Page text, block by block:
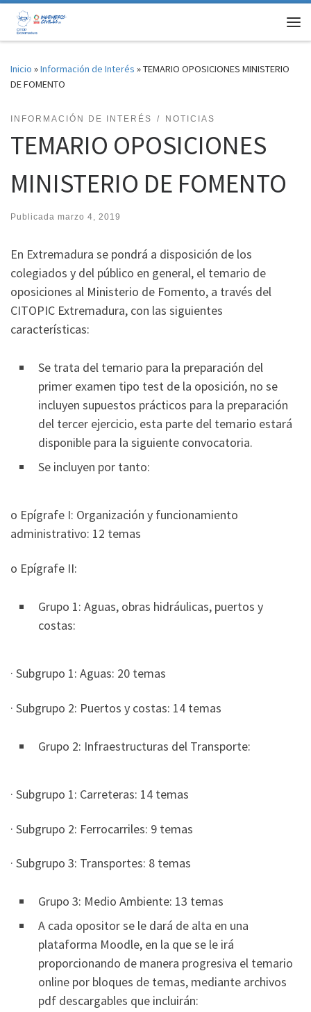
Saltar al contenido
Inicio »Información de Interés »TEMARIO OPOSICIONES MINISTERIO
DE FOMENTO
INFORMACIÓN DE INTERÉS NOTICIAS
TEMARIO OPOSICIONES
MINISTERIO DE FOMENTO
Publicada marzo 4, 2019
En Extremadura se pondrá a disposición de los
colegiados y del público en general, el temario de
oposiciones al Ministerio de Fomento, a través del
CITOPIC Extremadura, con las siguientes
características:
Se trata del temario para la preparación del
primer examen tipo test de la oposición, no se
incluyen supuestos prácticos para la preparación
del tercer ejercicio, esta parte del temario estará
disponible para la siguiente convocatoria.
Se incluyen por tanto:
o Epígrafe I: Organización y funcionamiento
administrativo: 12 temas
o Epígrafe II:
Grupo 1: Aguas, obras hidráulicas, puertos y
costas:
· Subgrupo 1: Aguas: 20 temas
· Subgrupo 2: Puertos y costas: 14 temas
Grupo 2: Infraestructuras del Transporte:
· Subgrupo 1: Carreteras: 14 temas
· Subgrupo 2: Ferrocarriles: 9 temas
· Subgrupo 3: Transportes: 8 temas
Grupo 3: Medio Ambiente: 13 temas
A cada opositor se le dará de alta en una
plataforma Moodle, en la que se le irá
proporcionando de manera progresiva el temario
online por bloques de temas, mediante archivos
pdf descargables que incluirán: